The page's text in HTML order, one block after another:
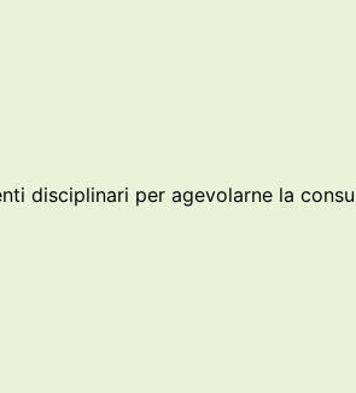
disciplinari per agevolarne la